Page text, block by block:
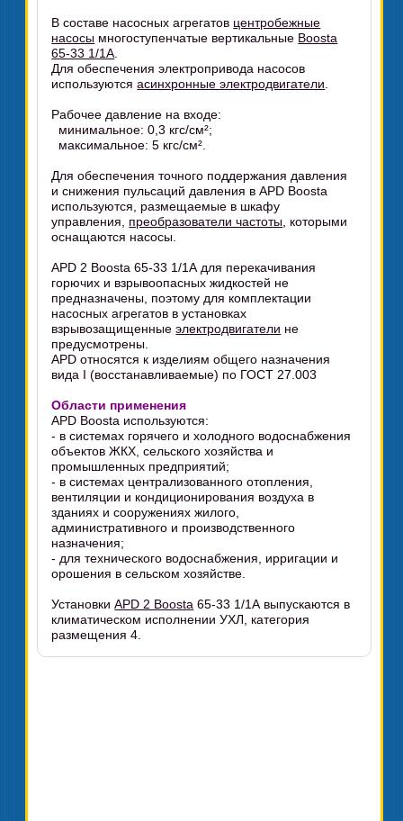
В составе насосных агрегатов центробежные
насосы многоступенчатые вертикальные Boosta
65-33 1/1А
Для обеспечения электропривода насосов
используютсяасинхронные электродвигатели
Рабочее давление на входе:
минимальное: 0,3 кгс/см²;
максимальное: 5 кгс/см².
Для обеспечения точного поддержания давления
и снижения пульсаций давления в APD Boosta
используются, размещаемые в шкафу
управления, преобразователи частоты , которыми
оснащаются насосы.
APD 2 Boosta 65-33 1/1А для перекачивания
горючих и взрывоопасных жидкостей не
предназначены, поэтому для комплектации
насосных агрегатов в установках
взрывозащищенныеэлектродвигатели не
предусмотрены.
APD относятся к изделиям общего назначения
вида I (восстанавливаемые) по ГОСТ 27.003
Области применения
APD Boosta используются:
- в системах горячего и холодного водоснабжения
объектов ЖКХ, сельского хозяйства и
промышленных предприятий;
- в системах централизованного отопления,
вентиляции и кондиционирования воздуха в
зданиях и сооружениях жилого,
административного и производственного
назначения;
- для технического водоснабжения, ирригации и
орошения в сельском хозяйстве.
УстановкиAPD 2 Boosta 65-33 1/1А выпускаются в
климатическом исполнении УХЛ, категория
размещения 4.